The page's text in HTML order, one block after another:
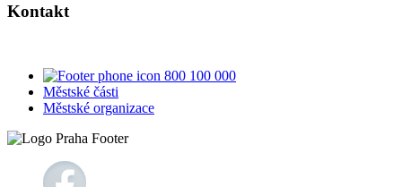
Kontakt
800 100 000
Městské části
Městské organizace